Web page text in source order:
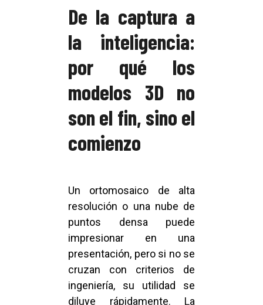
De la captura a
la inteligencia:
por qué los
modelos 3D no
son el fin, sino el
comienzo
Un ortomosaico de alta
resolución o una nube de
puntos densa puede
impresionar en una
presentación, pero si no se
cruzan con criterios de
ingeniería, su utilidad se
diluye rápidamente. La